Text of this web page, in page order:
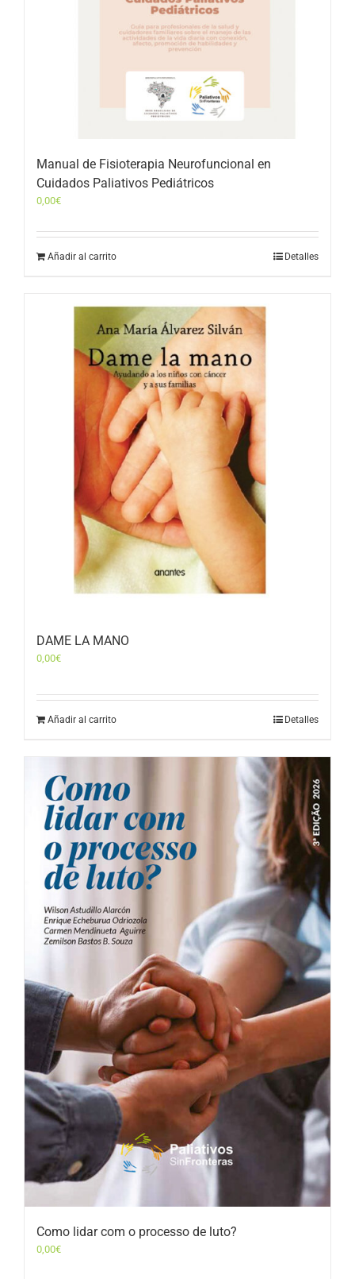
Manual de Fisioterapia Neurofuncional en
Cuidados Paliativos Pediátricos
0,00€
Añadir al carrito Detalles
DAME LA MANO
0,00€
Añadir al carrito Detalles
Como lidar com o processo de luto?
0,00€